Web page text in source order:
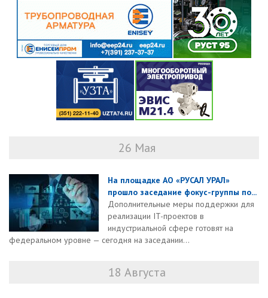
26 Мая
На площадке АО «РУСАЛ УРАЛ»
прошло заседание фокус-группы по...
Дополнительные меры поддержки для
реализации IT-проектов в
индустриальной сфере готовят на
федеральном уровне — сегодня на заседании...
18 Августа